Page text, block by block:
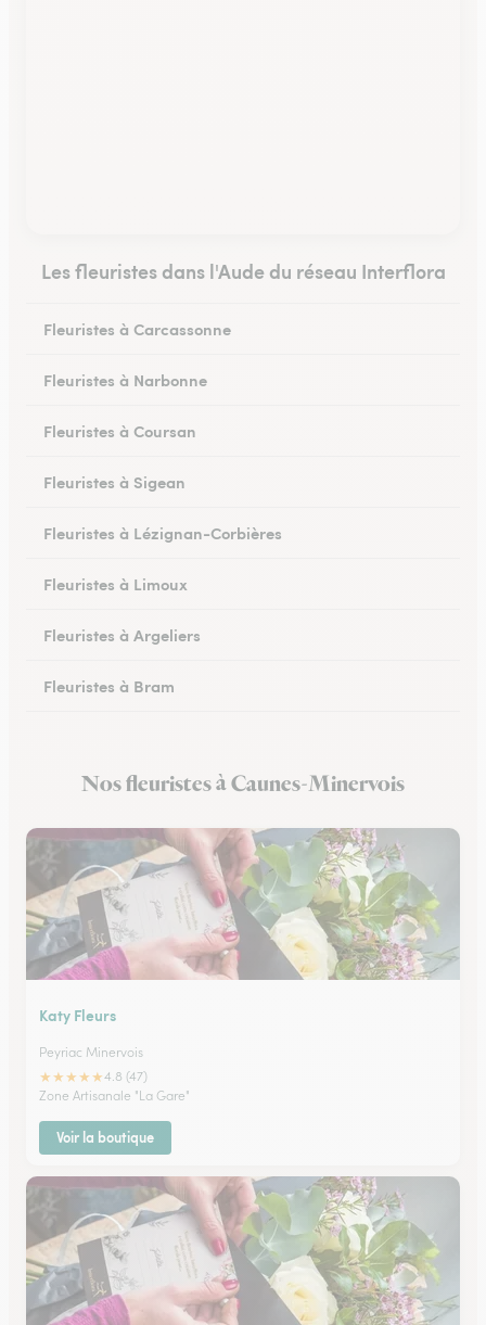
Les fleuristes dans l'Aude du réseau Interflora
Fleuristes à Carcassonne
Fleuristes à Narbonne
Fleuristes à Coursan
Fleuristes à Sigean
Fleuristes à Lézignan-Corbières
Fleuristes à Limoux
Fleuristes à Argeliers
Fleuristes à Bram
Fleuristes à Peyriac-Minervois
Nos fleuristes à Caunes-Minervois
Katy Fleurs
Peyriac Minervois
★★★★★4.8 (47)
Zone Artisanale "La Gare"
Voir la boutique